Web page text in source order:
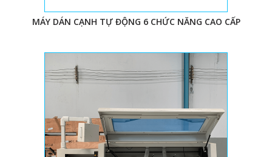
cao lợi nhuận.
- Dán chỉ chắc hơn hơn do keo được nấu ở nhiệt độ
- Chỉ được dán đều, đẹp, nhanh chóng và dễ dàng =>
tính thẩm mỹ cao, tránh ẩm mốc xâm nhập => nâng cao
giá trị sản phẩm, tạo dựng thương hiệu và niềm tin đến
- Đảm nhiệm nhiều chức năng trên cùng 1 máy => tiết
kiệm chi phí máy móc và diện tích nhà xưởng.
MÁY DÁN CẠNH TỰ ĐỘNG 6 CHỨC NĂNG CAO CẤP